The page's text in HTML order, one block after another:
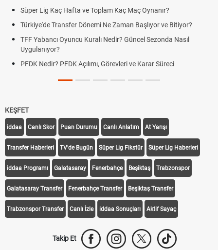
Bitiyor?
Nasıl
Skor Ne Demek? Sporda Skor ve Sonuç
Futbol Nasıl Oynanır? Temel Futbol Kuralları
Deplasman Golü Kuralı Nedir? Hangi
DGS Sonuçları Ne Zaman Açıklanacak 2026?
KEŞFET
iddaa Canlı Skor Puan Durumu Canlı Anlatım At Yarışı
Transfer Haberleri TV'de Bugün Süper Lig Fikstür Süper Lig Haberleri
iddaa Programı Galatasaray Fenerbahçe Beşiktaş Trabzonspor
Galatasaray Transfer Fenerbahçe Transfer Beşiktaş Transfer
Trabzonspor Transfer Canlı İzle iddaa Sonuçları Aktif Sayaç